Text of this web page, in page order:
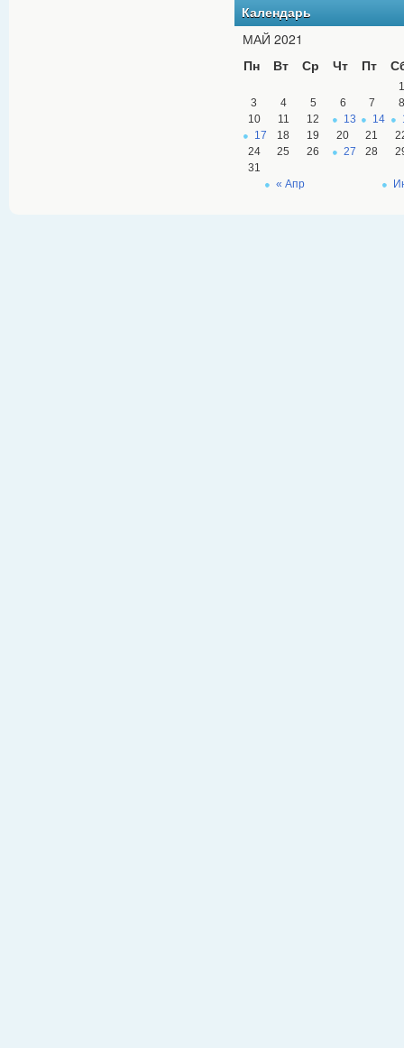
Календарь
МАЙ 2021
Пн
Вт Ср Чт Пт
« Апр
1
3
4 5 6 7
8
10
11 12 13 14
17
18 19 20 21
24
25 26 27 28
31